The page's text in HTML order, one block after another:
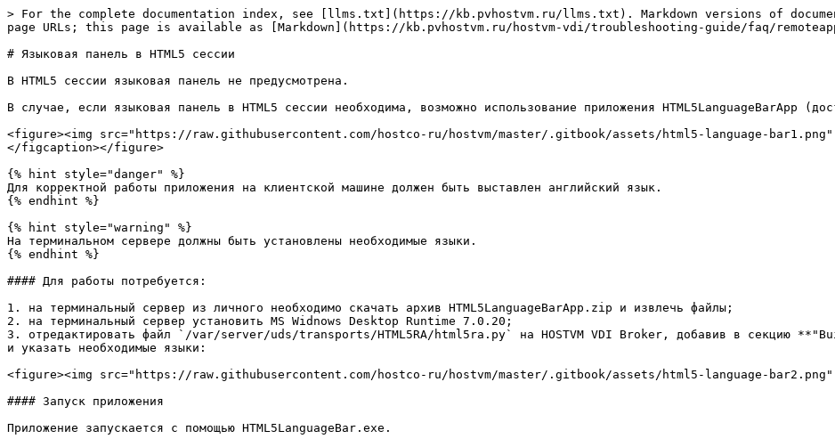
> For the complete documentation index, see [llms.txt](https://kb.pvhostvm.ru/llms.txt). Markdown versions of
page URLs; this page is available as [Markdown](https://kb.pvhostvm.ru/hostvm-vdi/troubleshooting-guide/faq/
# Языковая панель в HTML5 сессии
В HTML5 сессии языковая панель не предусмотрена.
В случае, если языковая панель в HTML5 сессии необходима, возможно использование приложения HTML5LanguageBarApp
<figure><img src="https://raw.githubusercontent.com/hostco-ru/hostvm/master/.gitbook/assets/html5-language-bar1.png"
</figcaption></figure>
{% hint style="danger" %}
Для корректной работы приложения на клиентской машине должен быть выставлен английский язык.
{% endhint %}
{% hint style="warning" %}
На терминальном сервере должны быть установлены необходимые языки.
{% endhint %}
#### Для работы потребуется:
1. на терминальный сервер из личного необходимо скачать архив HTML5LanguageBarApp.zip и извлечь файлы;
2. на терминальный сервер установить MS Widnows Desktop Runtime 7.0.20;
3. отредактировать файл `/var/server/uds/transports/HTML5RA/html5ra.py` на HOSTVM VDI Broker, добавив в секцию
и указать необходимые языки:
<figure><img src="https://raw.githubusercontent.com/hostco-ru/hostvm/master/.gitbook/assets/html5-language-
#### Запуск приложения
Приложение запускается с помощью HTML5LanguageBar.exe.